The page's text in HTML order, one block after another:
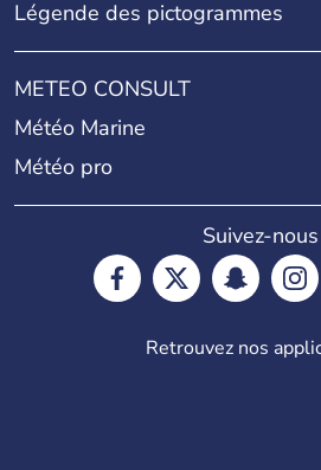
Légende des pictogrammes
METEO CONSULT
Météo Marine
Météo pro
Suivez-
Retrouvez nos